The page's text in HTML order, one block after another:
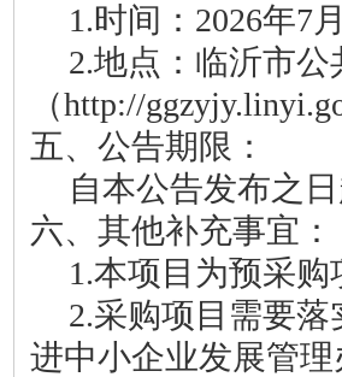
1.时间： 2026年7月
2.地点：临沂市公
（http://
五、公告期限：
自本公告发布之
六、 其他补充事宜：
1.本项目为预采
2.采购项目需要
进中小企业发展管